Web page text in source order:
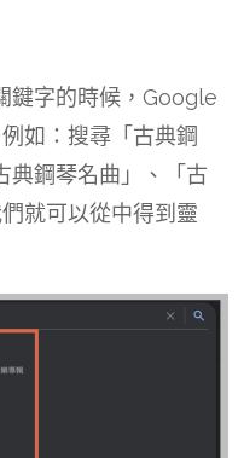
鍵字的時候，Google
如：搜尋「古典鋼
典鋼琴名曲」、「古
就可以從中得到靈